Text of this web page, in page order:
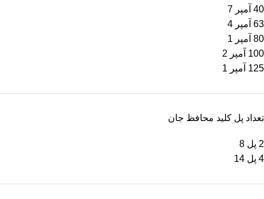
40 آمپر
7
63 آمپر
4
80 آمپر
1
100 آمپر
2
125 آمپر
1
تعداد پل کلید محافظ جان
2 پل
8
4 پل
14